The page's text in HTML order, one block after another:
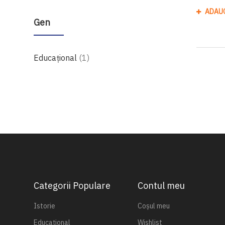
Gen
Educațional 1produs
Categorii Populare
Istorie
Educațional
Contul meu
Coșul meu
Wishlist